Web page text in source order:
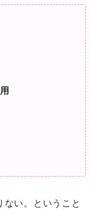
ない。ということ